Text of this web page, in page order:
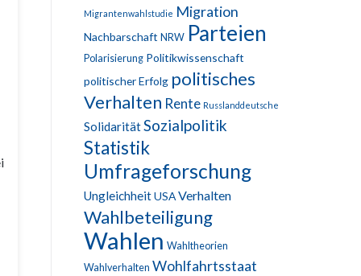
Migrantenwahlstudie Migration
Nachbarschaft NRW Parteien
Polarisierung Politikwissenschaft
politischer Erfolg politisches
Verhalten Rente Russlanddeutsche
SolidaritätSozialpolitik
Statistik
Umfrageforschung
UngleichheitUSAVerhalten
Wahlbeteiligung
Wahlen Wahltheorien
Wahlverhalten Wohlfahrtsstaat